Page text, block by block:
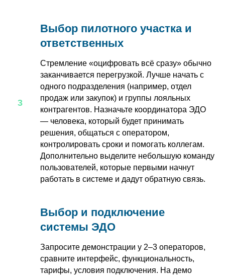
Выбор пилотного участка и
ответственных
Стремление «оцифровать всё сразу» обычно
заканчивается перегрузкой. Лучше начать с
одного подразделения (например, отдел
продаж или закупок) и группы лояльных
контрагентов. Назначьте координатора ЭДО
— человека, который будет принимать
решения, общаться с оператором,
контролировать сроки и помогать коллегам.
Дополнительно выделите небольшую команду
пользователей, которые первыми начнут
работать в системе и дадут обратную связь.
Выбор и подключение
системы ЭДО
Запросите демонстрации у 2–3 операторов,
сравните интерфейс, функциональность,
тарифы, условия подключения. На демо